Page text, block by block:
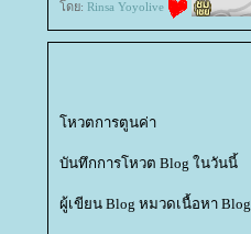
ดย: Rinsa Yoyolive
หวตการตูนค่า
บันทึกการโหวต Blog ในวันนี้
ผู้เขียน Blog หมวดเนื้อหา